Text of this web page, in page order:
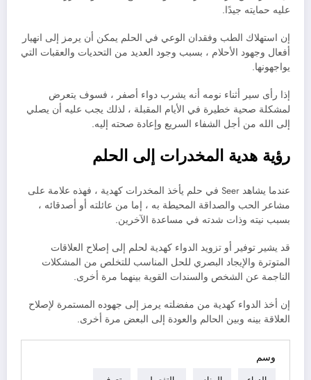
عليه حمايته جيدًا.
إن استهلاك الطب وفقدان الوعي في الحلم يمكن أن يرمز إلى انهيار
أفعال وجهود الأحلام ، بسبب وجود العديد من التحديات والعقبات التي
يواجهونها.
إذا رأى سير أثناء نومه أنه يشرب دواء أصفر ، فسوف يتعرض
لمشكلة صحية خطيرة في الأيام المقبلة ، لذلك يجب عليه أن يصلي
إلى الله من أجل الشفاء السريع وإعادة صحته إليه.
رؤية هدية المخدرات إلى الحلم
عندما يشاهد Seer في حلم يأخذ المخدرات كهدية ، فهذه علامة على
مشاعر الحب والصداقة المحيطة به ، إما من عائلته أو أصدقائه ،
بسبب نيته وذات شدته في مساعدة الآخرين.
قد يشير توفير أو تزويد الدواء كهدية لحلم إلى إصلاح العلاقات
المتوترة والإيجاد البصري للحل المناسب للتخلص من المشكلات
الناجمة عن الشخص والسندات القوية بينهما مرة أخرى.
إن أخذ الدواء كهدية من مفضلته يرمز إلى جهوده المستمرة لإصلاح
العلاقة بينه وبين الحالم والعودة إلى البعض مرة أخرى.
وسم